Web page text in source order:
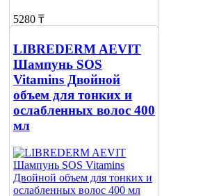
5280 ₸
5880 ₸
Нет в наличии
Сообщить
о наличии
LIBREDERM AEVIT
Шампунь SOS
Vitamins Двойной
объем для тонких и
ослабленных волос 400
мл